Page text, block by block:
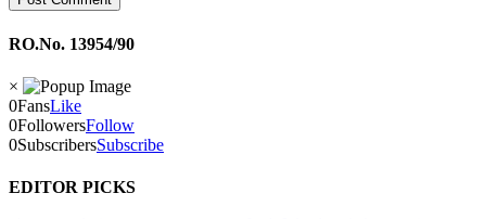
RO.No. 13954/90
×
0FansLike
0FollowersFollow
0SubscribersSubscribe
EDITOR PICKS